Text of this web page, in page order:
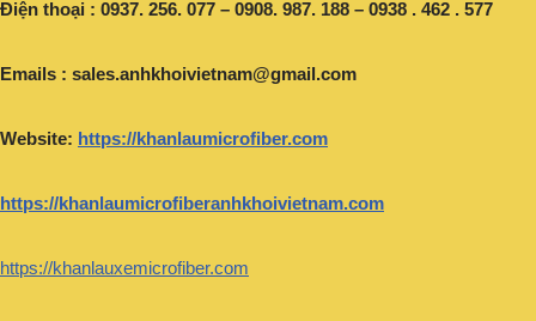
Điện thoại : 0937. 256. 077 – 0908. 987. 188 – 0938 . 462 . 577
Emails : sales.anhkhoivietnam@gmail.com
Website: https://khanlaumicrofiber.com
https://khanlaumicrofiberanhkhoivietnam.com
https://khanlauxemicrofiber.com